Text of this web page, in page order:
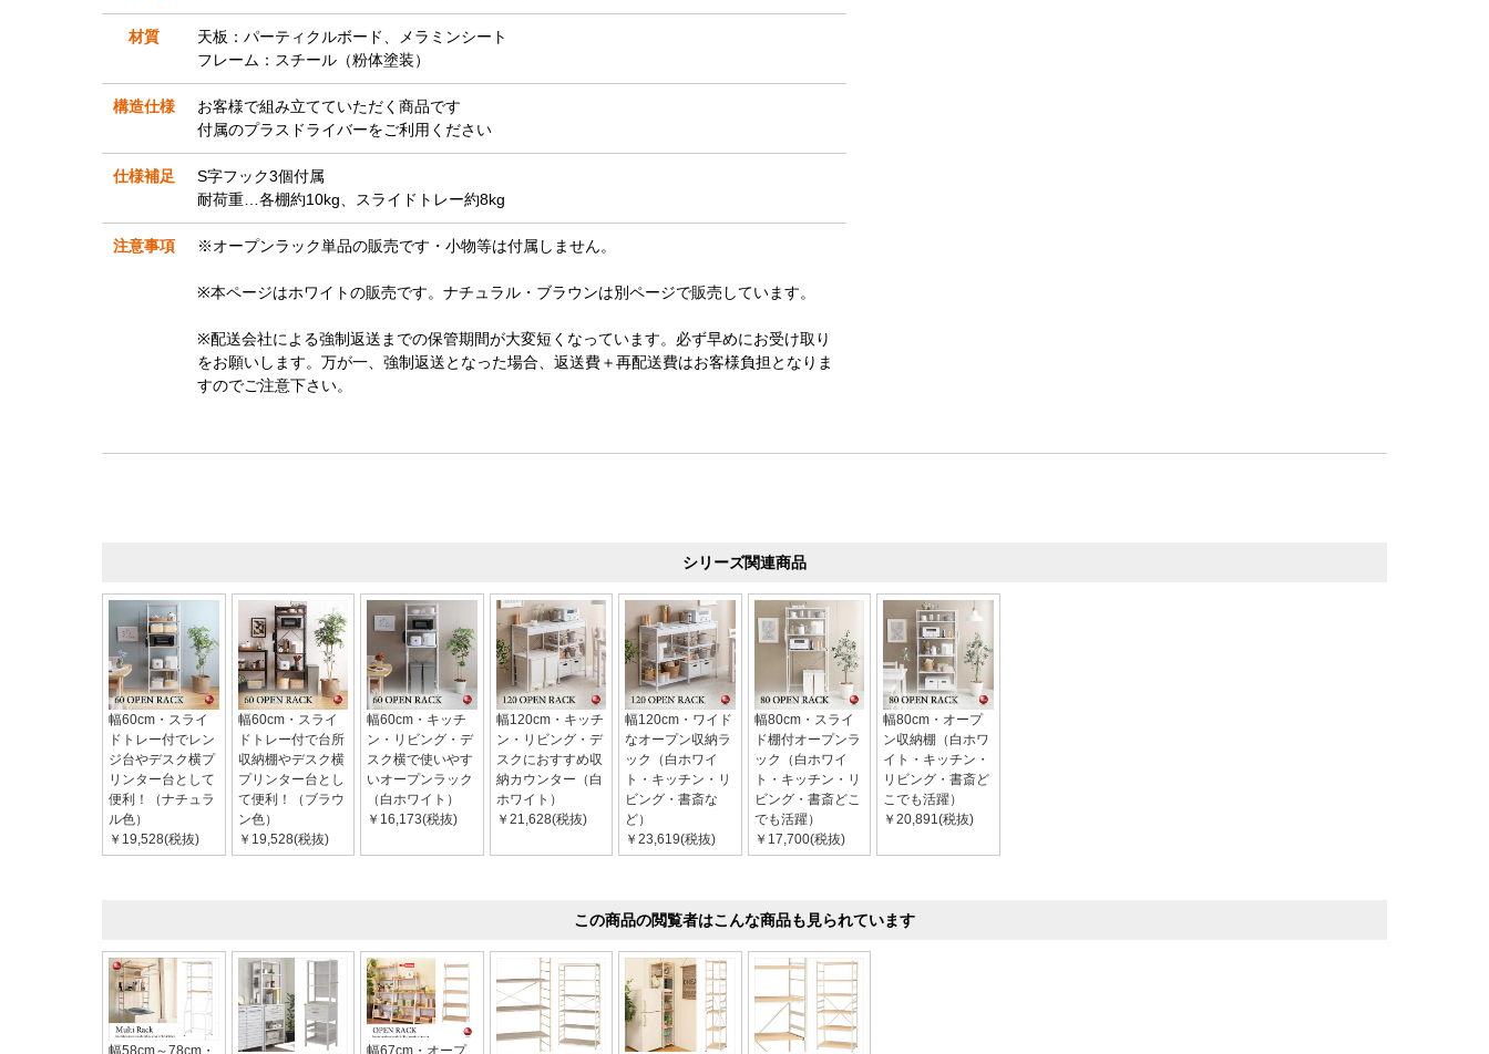
材質
天板：パーティクルボード、メラミンシート
フレーム：スチール（粉体塗装）
構造仕様
お客様で組み立てていただく商品です
付属のプラスドライバーをご利用ください
仕様補足
S字フック3個付属
耐荷重…各棚約10kg、スライドトレー約8kg
注意事項 ※オープンラック単品の販売です・小物等は付属しません。
※本ページはホワイトの販売です。ナチュラル・ブラウンは別ページで販売しています。
※配送会社による強制返送までの保管期間が大変短くなっています。必ず早めにお受け取り
をお願いします。万が一、強制返送となった場合、返送費＋再配送費はお客様負担となりま
すのでご注意下さい。
シリーズ関連商品
幅60cm・スライ
ドトレー付でレン
ジ台やデスク横プ
リンター台として
便利！（ナチュラ
ル色）
￥19,528(税抜)
幅60cm・スライ
ドトレー付で台所
収納棚やデスク横
プリンター台とし
て便利！（ブラウ
ン色）
￥19,528(税抜)
幅60cm・キッチ
ン・リビング・デ
スク横で使いやす
いオープンラック
（白ホワイト）
￥16,173(税抜)
幅120cm・キッチ
ン・リビング・デ
スクにおすすめ収
納カウンター（白
ホワイト）
￥21,628(税抜)
幅120cm・ワイド
なオープン収納ラ
ック（白ホワイ
ト・キッチン・リ
ビング・書斎な
ど）
￥23,619(税抜)
幅80cm・スライ
ド棚付オープンラ
ック（白ホワイ
ト・キッチン・リ
ビング・書斎どこ
でも活躍）
￥17,700(税抜)
幅80cm・オープ
ン収納棚（白ホワ
イト・キッチン・
リビング・書斎ど
こでも活躍）
￥20,891(税抜)
この商品の閲覧者はこんな商品も見られています
幅58cm～78cm・ 幅67cm・オープ